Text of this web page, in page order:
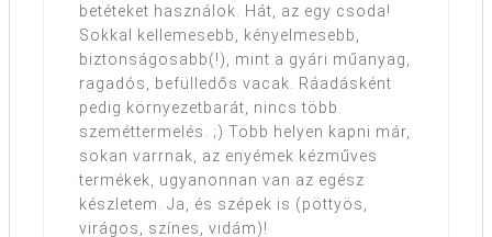
betéteket használok. Hát, az egy csoda!
Sokkal kellemesebb, kényelmesebb,
biztonságosabb(!), mint a gyári műanyag,
ragadós, befülledős vacak. Ráadásként
pedig környezetbarát, nincs több
szeméttermelés. ;) Több helyen kapni már,
sokan varrnak, az enyémek kézműves
termékek, ugyanonnan van az egész
készletem. Ja, és szépek is (pöttyös,
virágos, színes, vidám)!